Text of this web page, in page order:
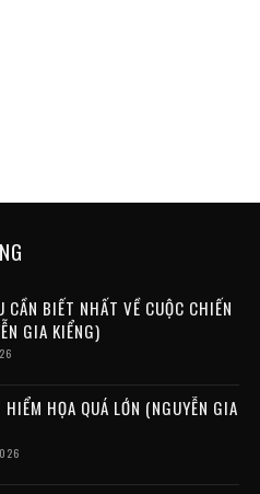
CẦN BIẾT NHẤT VỀ CUỘC CHIẾN
GIA KIỂNG)
HIỂM HỌA QUÁ LỚN (NGUYỄN GIA